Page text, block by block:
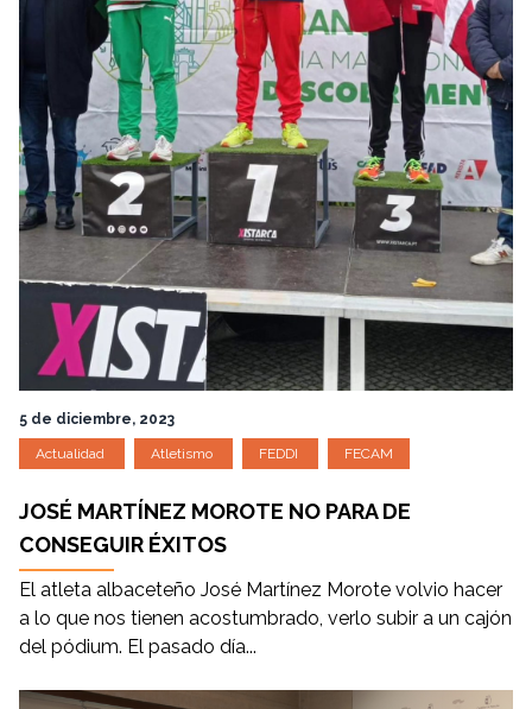
5 de diciembre, 2023
Actualidad Atletismo FEDDI FECAM
JOSÉ MARTÍNEZ MOROTE NO PARA DE
CONSEGUIR ÉXITOS
El atleta albaceteño José Martínez Morote volvio hacer
a lo que nos tienen acostumbrado, verlo subir a un cajón
del pódium. El pasado día...